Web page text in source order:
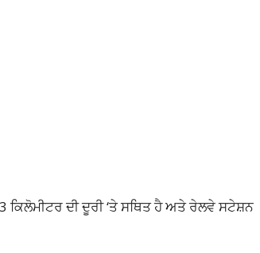
ਕਿਲੋਮੀਟਰ ਦੀ ਦੂਰੀ ‘ਤੇ ਸਥਿਤ ਹੈ ਅਤੇ ਰੇਲਵੇ ਸਟੇਸ਼ਨ